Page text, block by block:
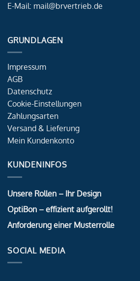
E-Mail: mail@brvertrieb.de
GRUNDLAGEN
Impressum
AGB
Datenschutz
Cookie-Einstellungen
Zahlungsarten
Versand & Lieferung
Mein Kundenkonto
KUNDENINFOS
Unsere Rollen – Ihr Design
OptiBon – effizient aufgerollt!
Anforderung einer Musterrolle
SOCIAL MEDIA